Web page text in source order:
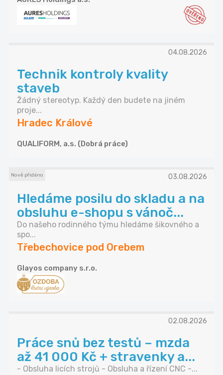
04.08.2026
Technik kontroly kvality
staveb
Žádný stereotyp. Každý den budete na jiném
proje...
Hradec Králové
QUALIFORM, a.s. (Dobrá práce)
Nově přidáno 03.08.2026
Hledáme posilu do skladu a na
obsluhu e-shopu s vánoč...
Do našeho rodinného týmu hledáme šikovného a
spo...
Třebechovice pod Orebem
Glayos company s.r.o.
02.08.2026
Práce snů bez testů – mzda
až 41 000 Kč + stravenky a...
- Obsluha licích strojů - Obsluha a řízení CNC -...